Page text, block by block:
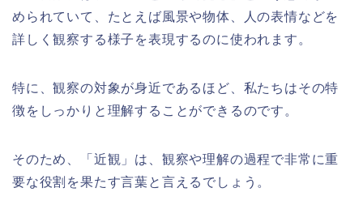
められていて、たとえば風景や物体、人の表情などを
詳しく観察する様子を表現するのに使われます。
特に、観察の対象が身近であるほど、私たちはその特
徴をしっかりと理解することができるのです。
そのため、「近観」は、観察や理解の過程で非常に重
要な役割を果たす言葉と言えるでしょう。